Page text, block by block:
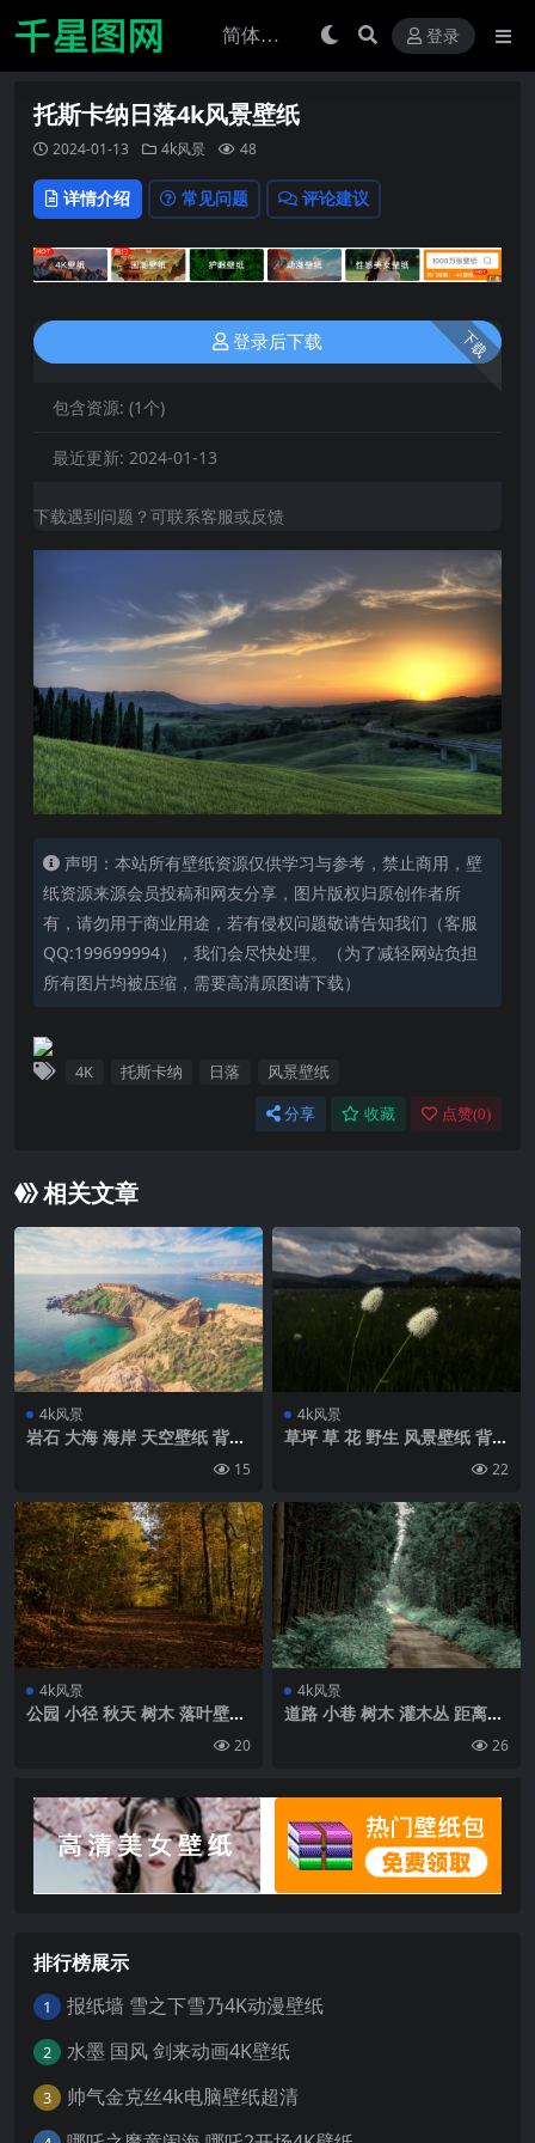
登录
托斯卡纳日落4k风景壁纸
2024-01-13 4k风景 48
详情介绍 常见问题 评论建议
下载
登录后下载
包含资源: (1个)
最近更新: 2024-01-13
下载遇到问题？可联系客服或反馈
声明：本站所有壁纸资源仅供学习与参考，禁止商用，壁
纸资源来源会员投稿和网友分享，图片版权归原创作者所
有，请勿用于商业用途，若有侵权问题敬请告知我们（客服
QQ:199699994），我们会尽快处理。（为了减轻网站负担
所有图片均被压缩，需要高清原图请下载）
4K 托斯卡纳 日落 风景壁纸
分享 收藏 点赞(0)
相关文章
4k风景
岩石 大海 海岸 天空壁纸 背景
15
4k风景
草坪 草 花 野生 风景壁纸 背景
22
4k风景
公园 小径 秋天 树木 落叶壁纸
20
4k风景
道路 小巷 树木 灌木丛 距离壁
26
排行榜展示
1 报纸墙 雪之下雪乃4K动漫壁纸
2 水墨 国风 剑来动画4K壁纸
3 帅气金克丝4k电脑壁纸超清